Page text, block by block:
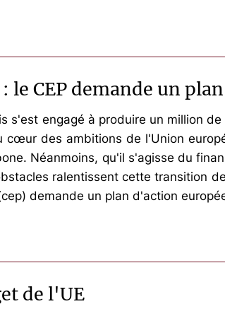
le CEP demande un
s'est engagé à produire un million
cœur des ambitions de l'Union
Néanmoins, qu'il s'agisse du
ralentissent cette transition
demande un plan d'action
de l'UE